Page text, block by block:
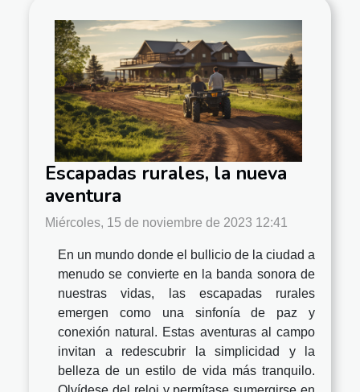
Escapadas rurales, la nueva
aventura
Miércoles, 15 de noviembre de 2023 12:41
En un mundo donde el bullicio de la ciudad a
menudo se convierte en la banda sonora de
nuestras vidas, las escapadas rurales
emergen como una sinfonía de paz y
conexión natural. Estas aventuras al campo
invitan a redescubrir la simplicidad y la
belleza de un estilo de vida más tranquilo.